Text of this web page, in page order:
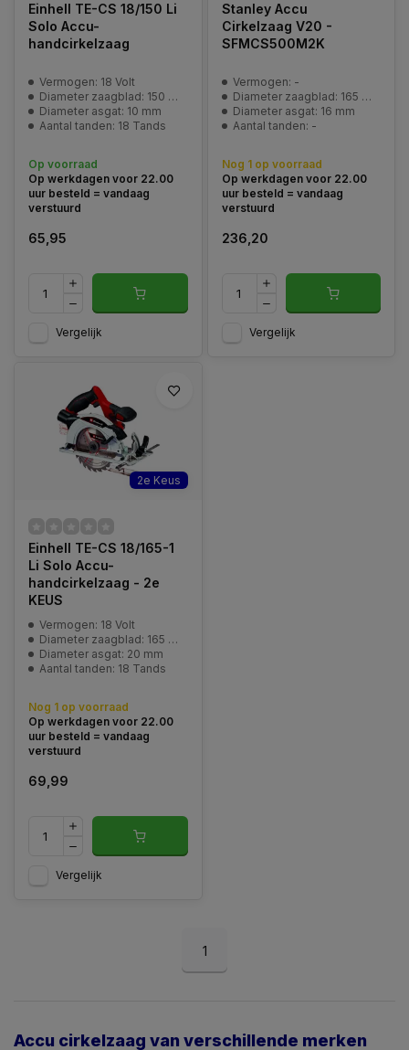
Einhell TE-CS 18/150 Li
Solo Accu-
handcirkelzaag
Vermogen: 18 Volt
Diameter zaagblad: 150 mm
Diameter asgat: 10 mm
Aantal tanden: 18 Tands
Op voorraad
Op werkdagen voor 22.00
uur besteld = vandaag
verstuurd
65,95
Vergelijk
Stanley Accu
Cirkelzaag V20 -
SFMCS500M2K
Vermogen: -
Diameter zaagblad: 165 mm
Diameter asgat: 16 mm
Aantal tanden: -
Nog 1 op voorraad
Op werkdagen voor 22.00
uur besteld = vandaag
verstuurd
236,20
Vergelijk
2e Keus
Einhell TE-CS 18/165-1
Li Solo Accu-
handcirkelzaag - 2e
KEUS
Vermogen: 18 Volt
Diameter zaagblad: 165 mm
Diameter asgat: 20 mm
Aantal tanden: 18 Tands
Nog 1 op voorraad
Op werkdagen voor 22.00
uur besteld = vandaag
verstuurd
69,99
Vergelijk
1
Accu cirkelzaag van verschillende merken